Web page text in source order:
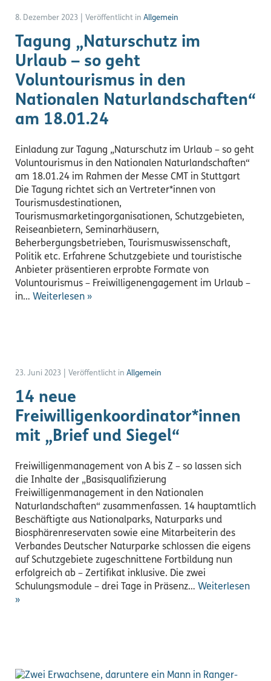
8. Dezember 2023 Veröffentlicht in Allgemein
Tagung „Naturschutz im
Urlaub – so geht
Voluntourismus in den
Nationalen Naturlandschaften“
am 18.01.24
Einladung zur Tagung „Naturschutz im Urlaub – so geht
Voluntourismus in den Nationalen Naturlandschaften“
am 18.01.24 im Rahmen der Messe CMT in Stuttgart
Die Tagung richtet sich an Vertreter*innen von
Tourismusdestinationen,
Tourismusmarketingorganisationen, Schutzgebieten,
Reiseanbietern, Seminarhäusern,
Beherbergungsbetrieben, Tourismuswissenschaft,
Politik etc. Erfahrene Schutzgebiete und touristische
Anbieter präsentieren erprobte Formate von
Voluntourismus – Freiwilligenengagement im Urlaub –
in… Weiterlesen »
23. Juni 2023 Veröffentlicht in Allgemein
14 neue
Freiwilligenkoordinator*innen
mit „Brief und Siegel“
Freiwilligenmanagement von A bis Z – so lassen sich
die Inhalte der „Basisqualifizierung
Freiwilligenmanagement in den Nationalen
Naturlandschaften“ zusammenfassen. 14 hauptamtlich
Beschäftigte aus Nationalparks, Naturparks und
Biosphärenreservaten sowie eine Mitarbeiterin des
Verbandes Deutscher Naturparke schlossen die eigens
auf Schutzgebiete zugeschnittene Fortbildung nun
erfolgreich ab – Zertifikat inklusive. Die zwei
Schulungsmodule – drei Tage in Präsenz… Weiterlesen
»